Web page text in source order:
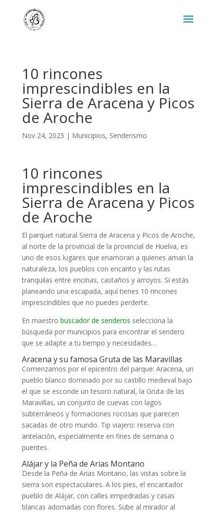
10 rincones
imprescindibles en la
Sierra de Aracena y Picos
de Aroche
Nov 24, 2025 | Municipios, Senderismo
10 rincones
imprescindibles en la
Sierra de Aracena y Picos
de Aroche
El parquet natural Sierra de Aracena y Picos de Aroche,
al norte de la provincial de la provincial de Huelva, es
uno de esos lugares que enamoran a quienes aman la
naturaleza, los pueblos con encanto y las rutas
tranquilas entre encinas, castaños y arroyos. Si estás
planeando una escapada, aquí tienes 10 rincones
imprescindibles que no puedes perderte.
En maestro buscador de senderos selecciona la
búsqueda por municipios para encontrar el sendero
que se adapte a tu tiempo y necesidades…
Aracena y su famosa Gruta de las Maravillas
Comenzamos por el epicentro del parque: Aracena, un
pueblo blanco dominado por su castillo medieval bajo
el que se esconde un tesoro natural, la Gruta de las
Maravillas, un conjunto de cuevas con lagos
subterráneos y formaciones rocosas que parecen
sacadas de otro mundo. Tip viajero: reserva con
antelación, especialmente en fines de semana o
puentes.
Alájar y la Peña de Arias Montano
Desde la Peña de Arias Montano, las vistas sobre la
sierra son espectaculares. A los pies, el encantador
pueblo de Alájar, con calles empedradas y casas
blancas adornadas con flores. Sube al mirador al